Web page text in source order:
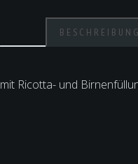
BESCHREIBUNG
mit Ricotta- und